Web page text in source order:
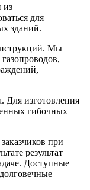
из
для
зданий.
Мы
Для изготовления
гибочных
при
результат
Доступные